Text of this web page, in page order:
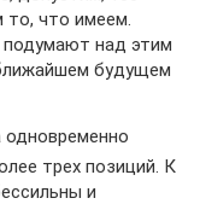
то, что имеем.
над этим
будущем
одновременно
трех позиций. К
и